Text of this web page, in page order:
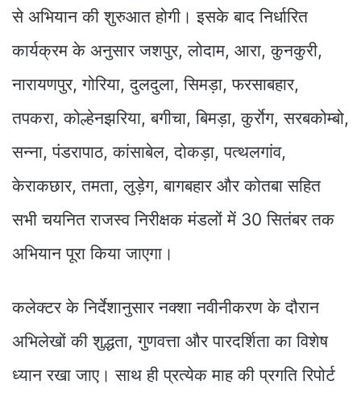
से अभियान की शुरुआत होगी। इसके बाद निर्धारित
कार्यक्रम के अनुसार जशपुर, लोदाम, आरा, कुनकुरी,
नारायणपुर, गोरिया, दुलदुला, सिमड़ा, फरसाबहार,
तपकरा, कोल्हेनझरिया, बगीचा, बिमड़ा, कुर्राेग, सरबकोम्बो,
सन्ना, पंडरापाठ, कांसाबेल, दोकड़ा, पत्थलगांव,
केराकछार, तमता, लुड़ेग, बागबहार और कोतबा सहित
सभी चयनित राजस्व निरीक्षक मंडलों में 30 सितंबर तक
अभियान पूरा किया जाएगा।
कलेक्टर के निर्देशानुसार नक्शा नवीनीकरण के दौरान
अभिलेखों की शुद्धता, गुणवत्ता और पारदर्शिता का विशेष
ध्यान रखा जाए। साथ ही प्रत्येक माह की प्रगति रिपोर्ट